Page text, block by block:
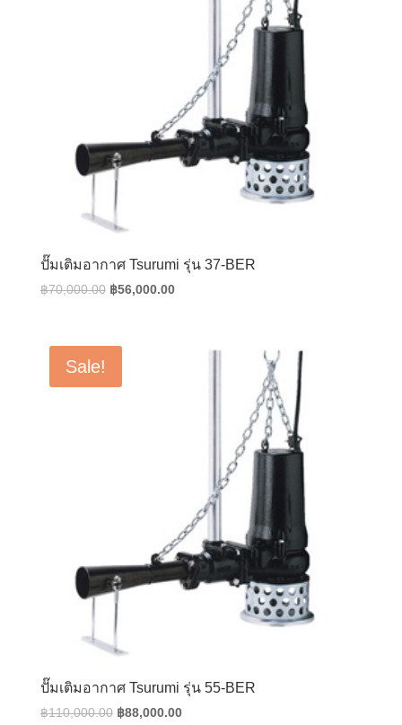
ปั๊มเติมอากาศ Tsurumi รุ่น 37-BER
฿70,000.00 Original
฿70,000.00.
฿56,000.00Current
฿56,000.00.
Sale!
ปั๊มเติมอากาศ Tsurumi รุ่น 55-BER
฿110,000.00 Original
฿88,000.00Current